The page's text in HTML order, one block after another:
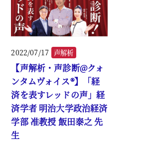
2022/07/17 声解析
【声解析・声診断@クォ
ンタムヴォイス®】「経
済を表すレッドの声」経
済学者 明治大学政治経済
学部 准教授 飯田泰之 先
生